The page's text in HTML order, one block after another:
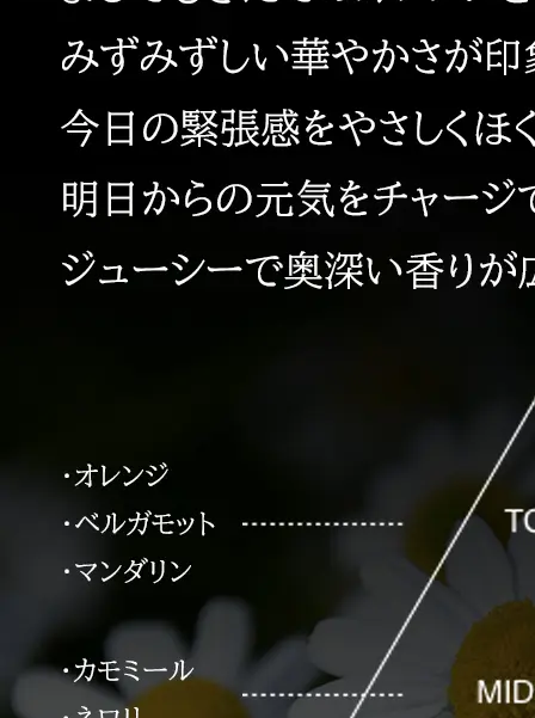
ドレスリフト
スキンクリア
クレンズオイル